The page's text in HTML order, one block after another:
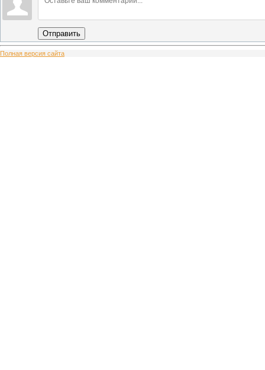
Отправить
Полная версия сайта